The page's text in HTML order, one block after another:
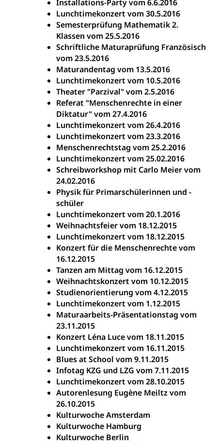
Installations-Party vom 6.6.2016
Lunchtimekonzert vom 30.5.2016
Semesterprüfung Mathematik 2.
Klassen vom 25.5.2016
Schriftliche Maturaprüfung Französisch
vom 23.5.2016
Maturandentag vom 13.5.2016
Lunchtimekonzert vom 10.5.2016
Theater "Parzival" vom 2.5.2016
Referat "Menschenrechte in einer
Diktatur" vom 27.4.2016
Lunchtimekonzert vom 26.4.2016
Lunchtimekonzert vom 23.3.2016
Menschenrechtstag vom 25.2.2016
Lunchtimekonzert vom 25.02.2016
Schreibworkshop mit Carlo Meier vom
24.02.2016
Physik für Primarschülerinnen und -
schüler
Lunchtimekonzert vom 20.1.2016
Weihnachtsfeier vom 18.12.2015
Lunchtimekonzert vom 18.12.2015
Konzert für die Menschenrechte vom
16.12.2015
Tanzen am Mittag vom 16.12.2015
Weihnachtskonzert vom 10.12.2015
Studienorientierung vom 4.12.2015
Lunchtimekonzert vom 1.12.2015
Maturaarbeits-Präsentationstag vom
23.11.2015
Konzert Léna Luce vom 18.11.2015
Lunchtimekonzert vom 16.11.2015
Blues at School vom 9.11.2015
Infotag KZG und LZG vom 7.11.2015
Lunchtimekonzert vom 28.10.2015
Autorenlesung Eugène Meiltz vom
26.10.2015
Kulturwoche Amsterdam
Kulturwoche Hamburg
Kulturwoche Berlin